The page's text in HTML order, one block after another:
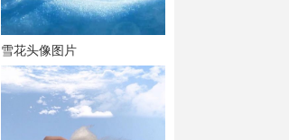
雪花头像图片